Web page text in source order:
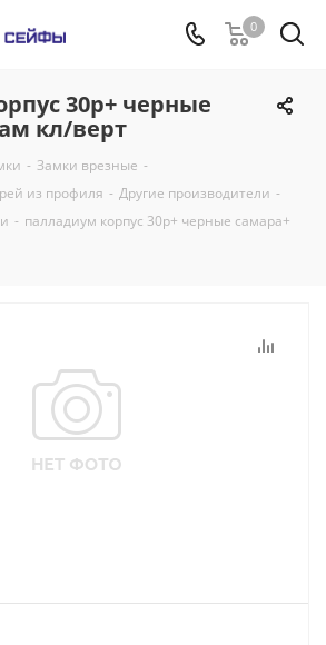
0
30р+ черные
кл/верт
- Замки врезные -
из профиля - Другие производители -
- палладиум корпус 30р+ черные самара+